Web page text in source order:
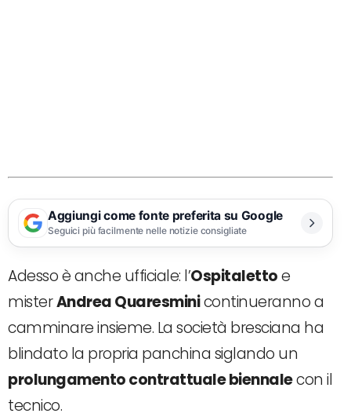
Aggiungi come fonte preferita su Google
Seguici più facilmente nelle notizie consigliate
Adesso è anche ufficiale: l’Ospitalettoe
misterAndrea Quaresminicontinueranno a
camminare insieme. La società bresciana ha
blindato la propria panchina siglando un
prolungamento contrattuale biennalecon il
tecnico.